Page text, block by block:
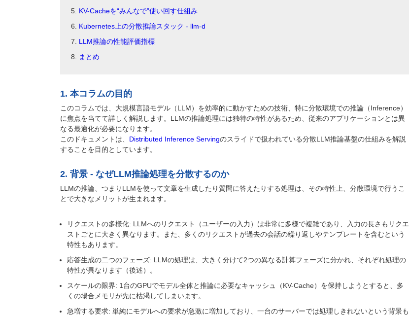
KV-Cacheを“みんなで”使い回す仕組み
Kubernetes上の分散推論スタック - llm-d
LLM推論の性能評価指標
まとめ
1. 本コラムの目的
このコラムでは、大規模言語モデル（LLM）を効率的に動かすための技術、特に分散環境での推論（Inference）
に焦点を当てて詳しく解説します。LLMの推論処理には独特の特性があるため、従来のアプリケーションとは異
なる最適化が必要になります。
このドキュメントは、 Distributed Inference Servingのスライドで扱われている分散LLM推論基盤の仕組みを解説
することを目的としています。
2. 背景 - なぜLLM推論処理を分散するのか
LLMの推論、つまりLLMを使って文章を生成したり質問に答えたりする処理は、その特性上、分散環境で行うこ
とで大きなメリットが生まれます。
リクエストの多様化: LLMへのリクエスト（ユーザーの入力）は非常に多様で複雑であり、入力の長さもリクエ
ストごとに大きく異なります。また、多くのリクエストが過去の会話の繰り返しやテンプレートを含むという
特性もあります。
応答生成の二つのフェーズ: LLMの処理は、大きく分けて2つの異なる計算フェーズに分かれ、それぞれ処理の
特性が異なります（後述）。
スケールの限界: 1台のGPUでモデル全体と推論に必要なキャッシュ（KV-Cache）を保持しようとすると、多
くの場合メモリが先に枯渇してしまいます。
急増する要求: 単純にモデルへの要求が急激に増加しており、一台のサーバーでは処理しきれないという背景も